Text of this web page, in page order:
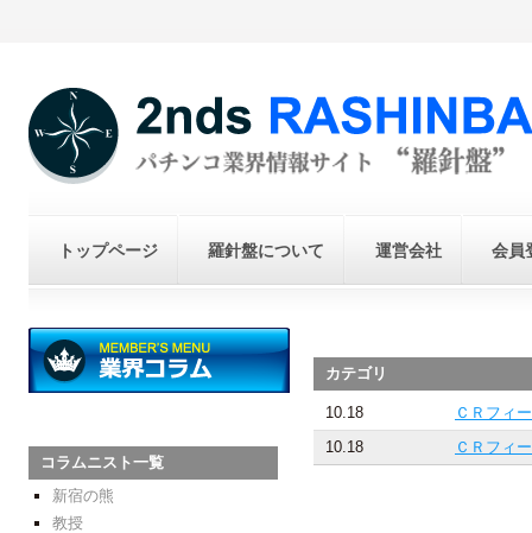
トップページ 羅針盤について 運営会社 会員
コラムニスト一覧
新宿の熊
教授
カテゴリ
10.18
ＣＲフィ
10.18
ＣＲフィ